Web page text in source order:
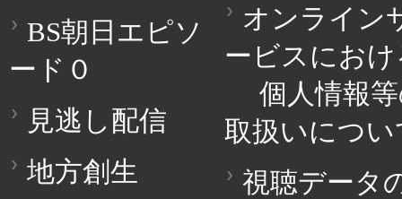
BS朝日エピソ
ード０
見逃し配信
地方創生
オンライン
ービスにお
個人情報
取扱いについ
視聴データ